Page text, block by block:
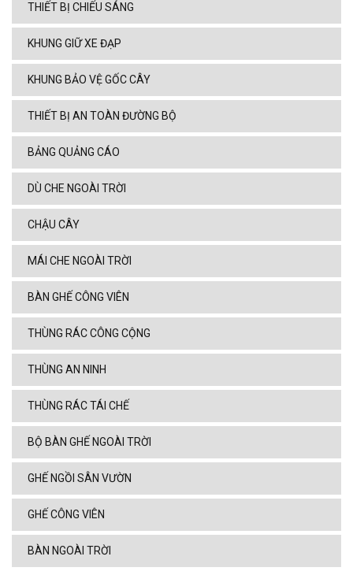
THIẾT BỊ CHIẾU SÁNG
KHUNG GIỮ XE ĐẠP
KHUNG BẢO VỆ GỐC CÂY
THIẾT BỊ AN TOÀN ĐƯỜNG BỘ
BẢNG QUẢNG CÁO
DÙ CHE NGOÀI TRỜI
CHẬU CÂY
MÁI CHE NGOÀI TRỜI
BÀN GHẾ CÔNG VIÊN
THÙNG RÁC CÔNG CỘNG
THÙNG AN NINH
THÙNG RÁC TÁI CHẾ
BỘ BÀN GHẾ NGOÀI TRỜI
GHẾ NGỒI SÂN VƯỜN
GHẾ CÔNG VIÊN
BÀN NGOÀI TRỜI